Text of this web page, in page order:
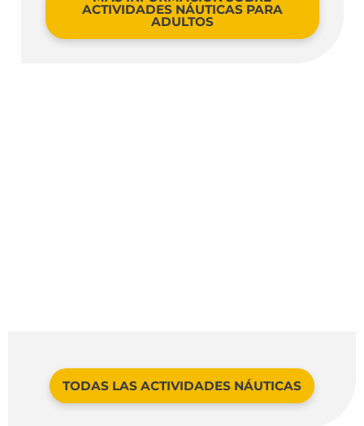
ACTIVIDADES NÁUTICAS PARA
ADULTOS
TODAS LAS ACTIVIDADES NÁUTICAS